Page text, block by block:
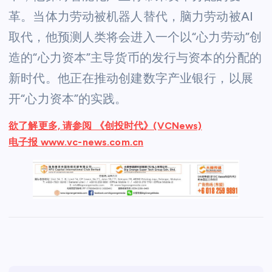
革。当体力劳动被机器人替代，脑力劳动被AI
取代，他预测人类将会进入一个以“心力劳动”创
造的“心力资本”主导货币的发行与资本的分配的
新时代。他正在推动创建数字产业银行，以展
开“心力资本”的实践。
欲了解更多, 请参阅 《创投时代》(VCNews)
电子报 www.vc-news.com.cn